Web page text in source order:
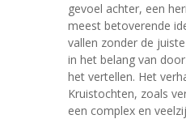
gevoel achter, een
meest betoverende
vallen zonder de
in het belang van
het vertellen. Het
Kruistochten, zoals
een complex en